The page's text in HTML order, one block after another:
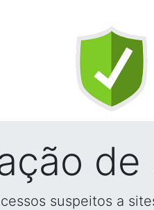
de
suspeitos a